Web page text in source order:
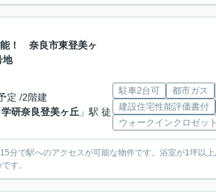
！ 奈良市東登美ヶ
地
定 /2階建
学研奈良登美ヶ丘 」駅 徒
駐車2台可 都市ガス
建設住宅性能評価書付
ウォークインクロゼット
分で駅へのアクセスが可能な物件です。浴室が1坪以
す。